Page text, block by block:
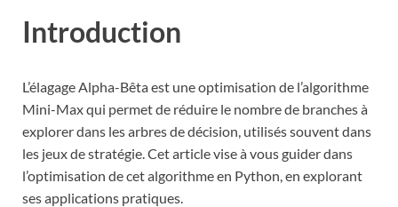
Introduction
L’élagage Alpha-Bêta est une optimisation de l’algorithme
Mini-Max qui permet de réduire le nombre de branches à
explorer dans les arbres de décision, utilisés souvent dans
les jeux de stratégie. Cet article vise à vous guider dans
l’optimisation de cet algorithme en Python, en explorant
ses applications pratiques.